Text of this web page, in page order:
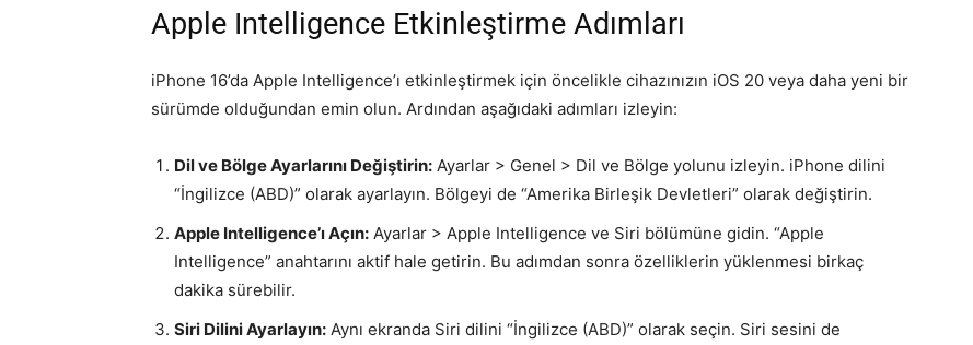
Apple Intelligence Etkinleştirme Adımları
iPhone 16’da Apple Intelligence’ı etkinleştirmek için öncelikle cihazınızın iOS 20 veya daha yeni bir
sürümde olduğundan emin olun. Ardından aşağıdaki adımları izleyin:
Dil ve Bölge Ayarlarını Değiştirin: Ayarlar > Genel > Dil ve Bölge yolunu izleyin. iPhone dilini
“İngilizce (ABD)” olarak ayarlayın. Bölgeyi de “Amerika Birleşik Devletleri” olarak değiştirin.
Apple Intelligence’ı Açın: Ayarlar > Apple Intelligence ve Siri bölümüne gidin. “Apple
Intelligence” anahtarını aktif hale getirin. Bu adımdan sonra özelliklerin yüklenmesi birkaç
dakika sürebilir.
Siri Dilini Ayarlayın: Aynı ekranda Siri dilini “İngilizce (ABD)” olarak seçin. Siri sesini de